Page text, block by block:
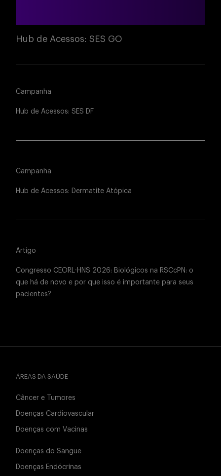
Hub de Acessos: SES GO
Campanha
Hub de Acessos: SES DF
Campanha
Hub de Acessos: Dermatite Atópica
Artigo
Congresso CEORL-HNS 2026: Biológicos na RSCcPN: o
que há de novo e por que isso é importante para seus
pacientes?
ÁREAS DA SAÚDE
Câncer e Tumores
Doenças Cardiovascular
Doenças com Vacinas
Doenças do Sangue
Doenças Endócrinas